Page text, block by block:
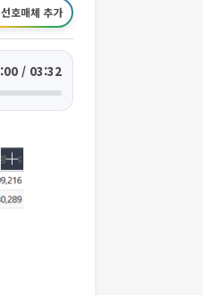
호매체 추가
/ 03:32